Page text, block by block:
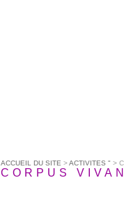
ACCUEIL DU SITE >ACTIVITES " >
CORPUS